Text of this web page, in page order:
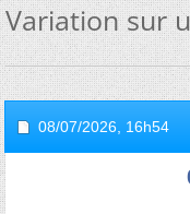
Variation sur
08/07/2026, 16h54